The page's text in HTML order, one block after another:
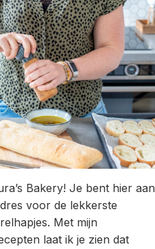
Bakery! Je bent hier aan
voor de lekkerste
Met mijn
laat ik je zien dat